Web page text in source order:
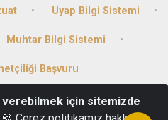
Uyap Bilgi Sistemi
Muhtar Bilgi Sistemi
Başvuru
Cad. No:30 Gercüş/Batman
için sitemizde